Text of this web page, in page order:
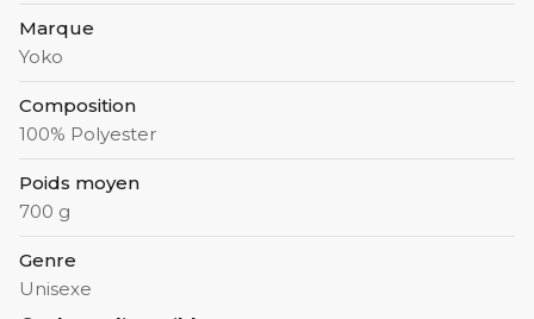
Marque
Yoko
Composition
100% Polyester
Poids moyen
700 g
Genre
Unisexe